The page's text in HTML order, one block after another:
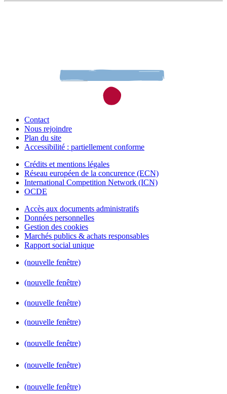
Contact
Nous rejoindre
Plan du site
Accessibilité : partiellement conforme
Crédits et mentions légales
Réseau européen de la concurence (ECN)
International Competition Network (ICN)
OCDE
Accès aux documents administratifs
Données personnelles
Gestion des cookies
Marchés publics & achats responsables
Rapport social unique
(nouvelle fenêtre)
(nouvelle fenêtre)
(nouvelle fenêtre)
(nouvelle fenêtre)
(nouvelle fenêtre)
(nouvelle fenêtre)
(nouvelle fenêtre)